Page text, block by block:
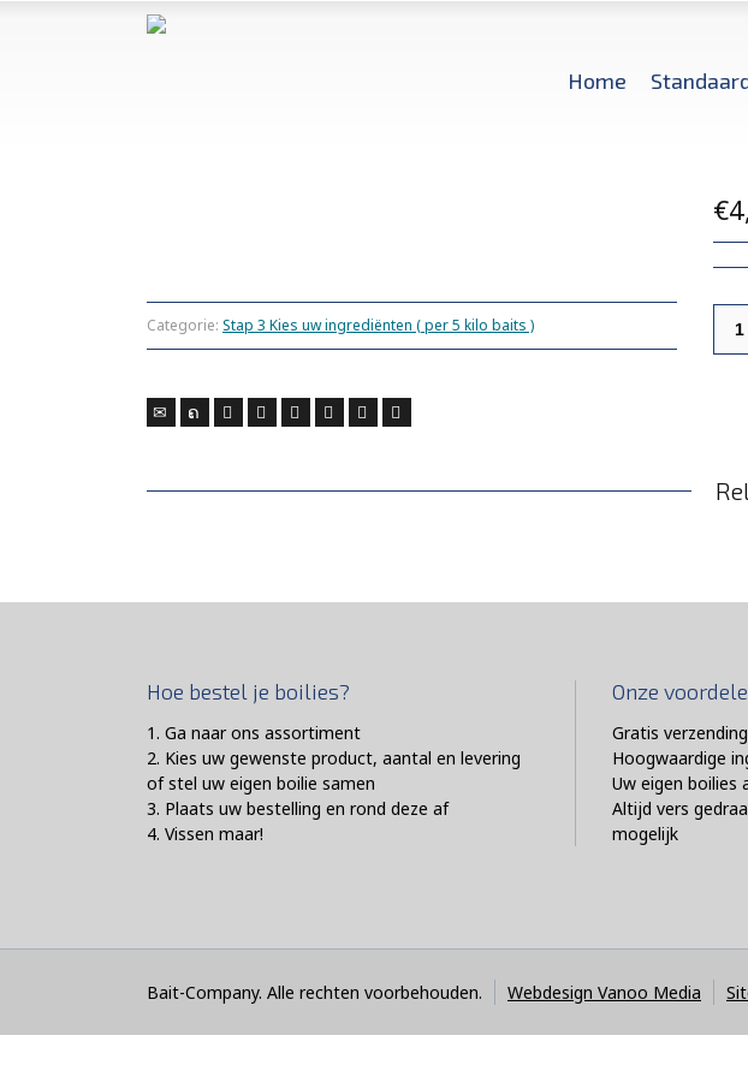
Home
Categorie: Stap 3 Kies uw ingrediënten ( per 5 kilo baits )
€
Hoe bestel je boilies?
1. Ga naar ons assortiment
2. Kies uw gewenste product, aantal en levering
of stel uw eigen boilie samen
3. Plaats uw bestelling en rond deze af
4. Vissen maar!
Onze
Gratis
Hoogwaardige
Uw eigen boilies
Altijd vers
mogelijk
Bait-Company. Alle rechten voorbehouden. Webdesign Vanoo Media